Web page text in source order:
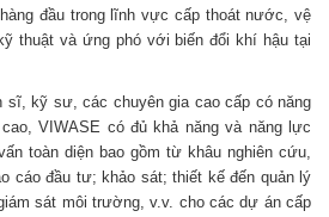
đầu trong lĩnh vực cấp thoát nước, vệ
thuật và ứng phó với biến đổi khí hậu tại
sĩ, kỹ sư, các chuyên gia cao cấp có năng
VIWASE có đủ khả năng và năng lực
toàn diện bao gồm từ khâu nghiên cứu,
cáo đầu tư; khảo sát; thiết kế đến quản lý
sát môi trường, v.v. cho các dự án cấp